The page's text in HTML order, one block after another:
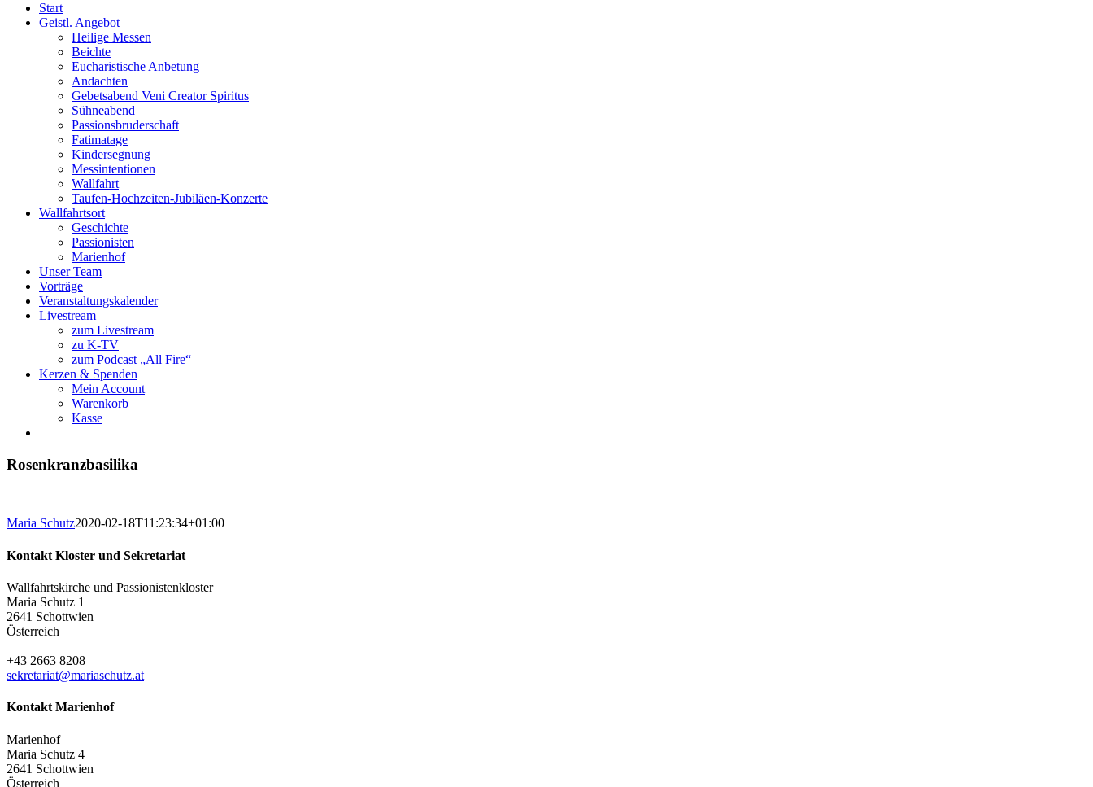
Start
Geistl. Angebot
Heilige Messen
Beichte
Eucharistische Anbetung
Andachten
Gebetsabend Veni Creator Spiritus
Sühneabend
Passionsbruderschaft
Fatimatage
Kindersegnung
Messintentionen
Wallfahrt
Taufen-Hochzeiten-Jubiläen-Konzerte
Wallfahrtsort
Geschichte
Passionisten
Marienhof
Unser Team
Vorträge
Veranstaltungskalender
Livestream
zum Livestream
zu K-TV
zum Podcast „All Fire“
Kerzen & Spenden
Mein Account
Warenkorb
Kasse
Rosenkranzbasilika
Maria Schutz2020-02-18T11:23:34+01:00
Kontakt Kloster und Sekretariat
Wallfahrtskirche und Passionistenkloster
Maria Schutz 1
2641 Schottwien
Österreich
+43 2663 8208
sekretariat@mariaschutz.at
Kontakt Marienhof
Marienhof
Maria Schutz 4
2641 Schottwien
Österreich